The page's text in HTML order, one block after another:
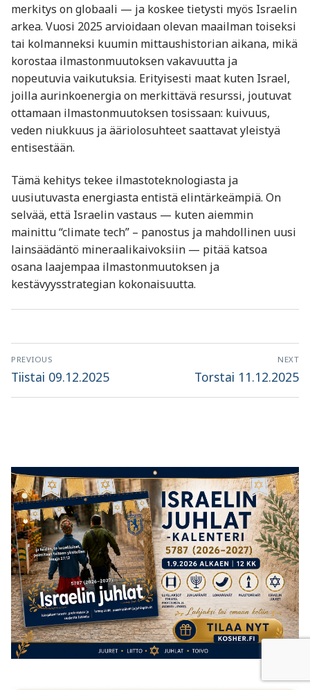
merkitys on globaali — ja koskee tietysti myös Israelin
arkea. Vuosi 2025 arvioidaan olevan maailman toiseksi
tai kolmanneksi kuumin mittaushistorian aikana, mikä
korostaa ilmastonmuutoksen vakavuutta ja
nopeutuvia vaikutuksia. Erityisesti maat kuten Israel,
joilla aurinkoenergia on merkittävä resurssi, joutuvat
ottamaan ilmastonmuutoksen tosissaan: kuivuus,
veden niukkuus ja ääriolosuhteet saattavat yleistyä
entisestään.
Tämä kehitys tekee ilmastoteknologiasta ja
uusiutuvasta energiasta entistä elintärkeämpiä. On
selvää, että Israelin vastaus — kuten aiemmin
mainittu “climate tech” – panostus ja mahdollinen uusi
lainsäädäntö mineraalikaivoksiin — pitää katsoa
osana laajempaa ilmastonmuutoksen ja
kestävyysstrategian kokonaisuutta.
Artikkelien
selaus
PREVIOUS
Previous
Tiistai 09.12.2025
NEXT
Next
Torstai 11.12.2025